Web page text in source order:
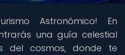
Astronómico! En
una guía celestial
del cosmos, donde te